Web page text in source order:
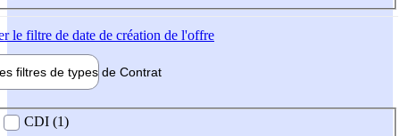
le filtre de date de création de l'offre
filtres de types de Contrat
contrat
CDI (1)